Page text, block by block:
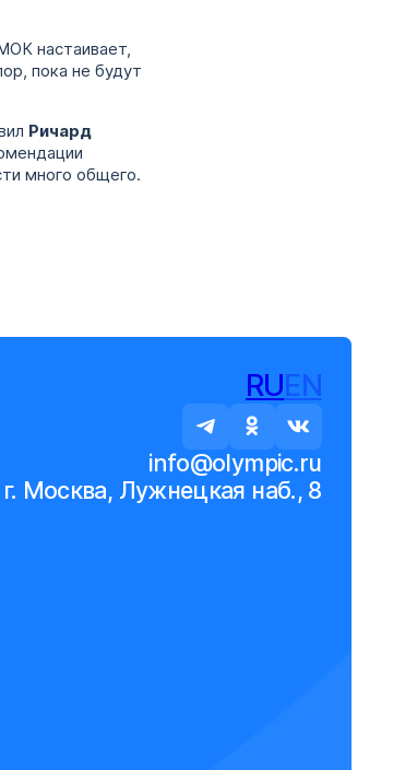
настаивает,
пока не будут
Ричард
много общего.
RUEN
info@olympic.ru
г. Москва, Лужнецкая наб., 8